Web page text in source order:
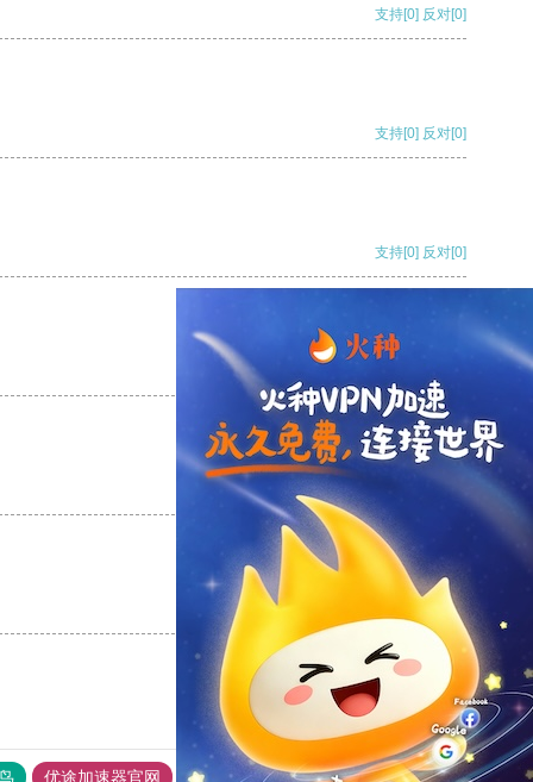
支持[0] 反对[0]
支持[0] 反对[0]
支持[0] 反对[0]
反对
反对[0]
优途加速器官网 风驰加速器 旋风加速器 八戒看书